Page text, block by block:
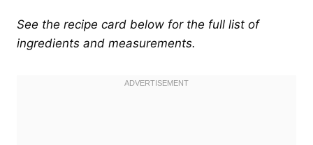
See the recipe card below for the full list of
ingredients and measurements.